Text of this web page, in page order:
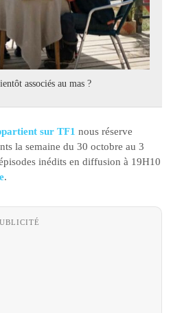
associés au mas ?
sur TF1nous réserve
la semaine du 30 octobre au 3
inédits en diffusion à 19H10
.